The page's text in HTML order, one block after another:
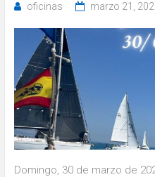
oficinas marzo 21,
Domingo, 30 de marzo de